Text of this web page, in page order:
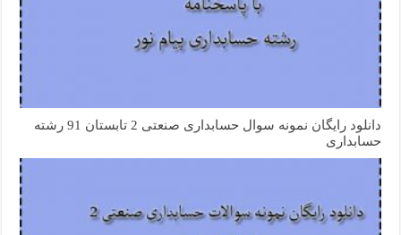
دانلود رایگان نمونه سوال حسابداری صنعتی 2 تابستان 91 رشته
حسابداری